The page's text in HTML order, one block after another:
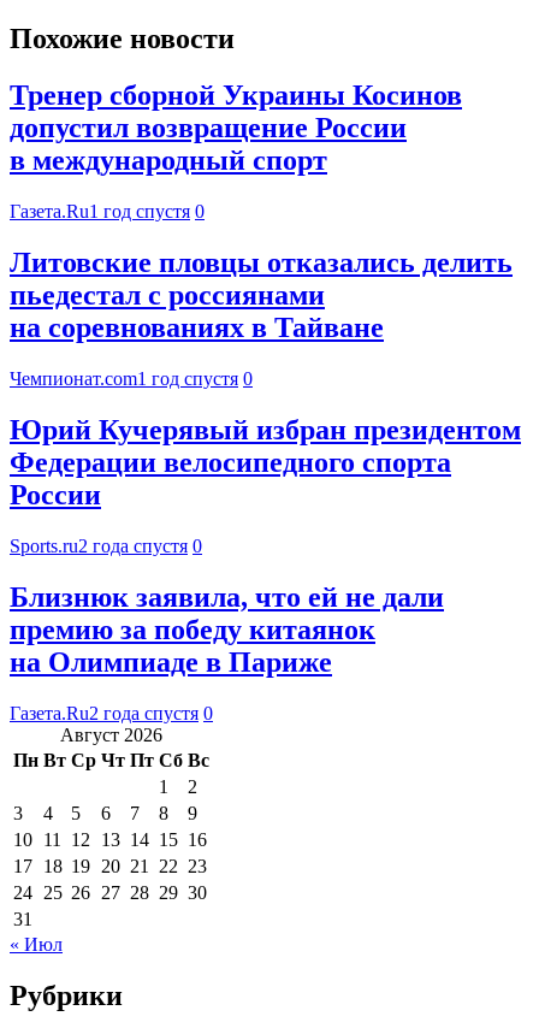
Похожие новости
Тренер сборной Украины Косинов
допустил возвращение России
в международный спорт
Газета.Ru1 год спустя 0
Литовские пловцы отказались делить
пьедестал с россиянами
на соревнованиях в Тайване
Чемпионат.com1 год спустя 0
Юрий Кучерявый избран президентом
Федерации велосипедного спорта
России
Sports.ru2 года спустя 0
Близнюк заявила, что ей не дали
премию за победу китаянок
на Олимпиаде в Париже
Газета.Ru2 года спустя 0
Август 2026
Пн Вт Ср Чт Пт Сб Вс
1
2
3
4 5 6 7 8
9
10 11 12 13 14 15 16
17 18 19 20 21 22 23
24 25 26 27 28 29 30
31
« Июл
Рубрики